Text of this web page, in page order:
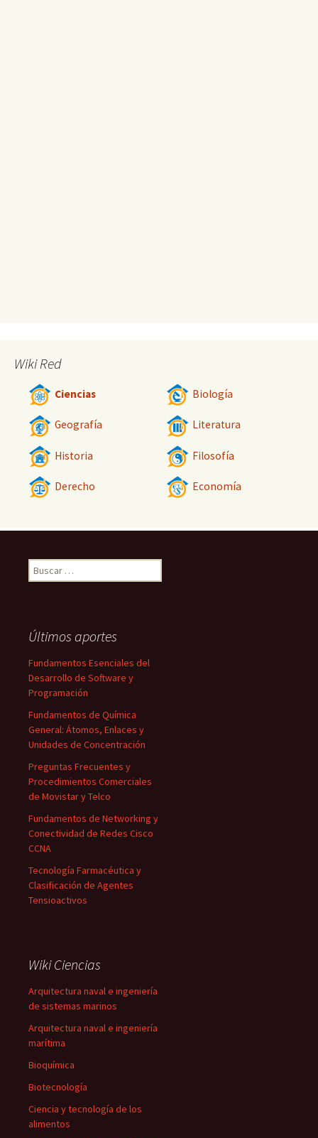
Wiki Red
Ciencias Biología
Geografía Literatura
Historia Filosofía
Derecho Economía
Buscar:
Últimos aportes
Fundamentos Esenciales del
Desarrollo de Software y
Programación
Fundamentos de Química
General: Átomos, Enlaces y
Unidades de Concentración
Preguntas Frecuentes y
Procedimientos Comerciales
de Movistar y Telco
Fundamentos de Networking y
Conectividad de Redes Cisco
CCNA
Tecnología Farmacéutica y
Clasificación de Agentes
Tensioactivos
Wiki Ciencias
Arquitectura naval e ingeniería
de sistemas marinos
Arquitectura naval e ingeniería
marítima
Bioquímica
Biotecnología
Ciencia y tecnología de los
alimentos